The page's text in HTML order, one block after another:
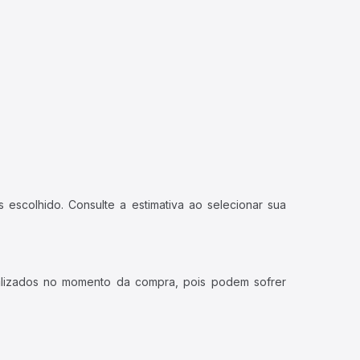
Consulte a estimativa ao selecionar sua
no momento da compra, pois podem sofrer